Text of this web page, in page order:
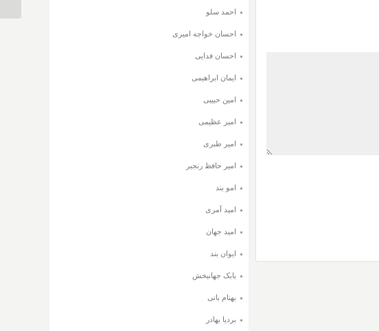
احمد سلو
احسان خواجه امیری
احسان فدایی
ایمان ابراهیمی
امین حبیبی
امیر عظیمی
امیر طبری
امیر حافظ رنجبر
امو بند
امید آمری
امید جهان
ایوان بند
بابک جهانبخش
بهنام بانی
بردیا بهادر